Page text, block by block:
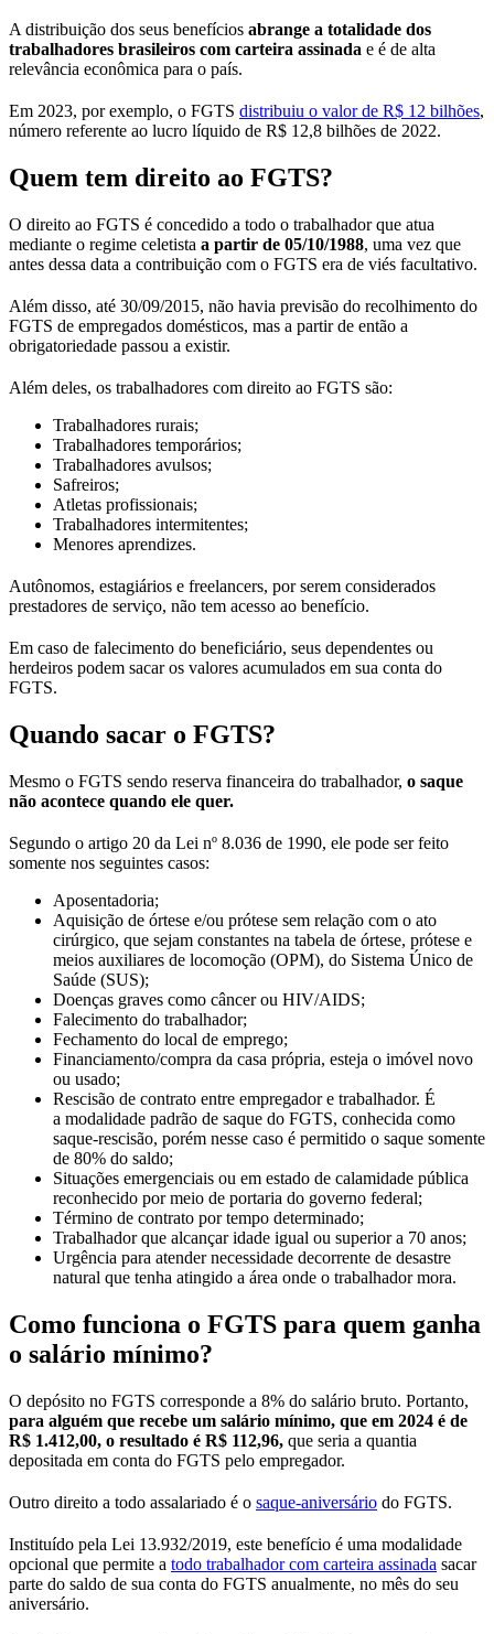
A distribuição dos seus benefícios abrange a totalidade dos
trabalhadores brasileiros com carteira assinada e é de alta
relevância econômica para o país.
Em 2023, por exemplo, o FGTS distribuiu o valor de R$ 12 bilhões,
número referente ao lucro líquido de R$ 12,8 bilhões de 2022.
Quem tem direito ao FGTS?
O direito ao FGTS é concedido a todo o trabalhador que atua
mediante o regime celetista a partir de 05/10/1988, uma vez que
antes dessa data a contribuição com o FGTS era de viés facultativo.
Além disso, até 30/09/2015, não havia previsão do recolhimento do
FGTS de empregados domésticos, mas a partir de então a
obrigatoriedade passou a existir.
Além deles, os trabalhadores com direito ao FGTS são:
Trabalhadores rurais;
Trabalhadores temporários;
Trabalhadores avulsos;
Safreiros;
Atletas profissionais;
Trabalhadores intermitentes;
Menores aprendizes.
Autônomos, estagiários e freelancers, por serem considerados
prestadores de serviço, não tem acesso ao benefício.
Em caso de falecimento do beneficiário, seus dependentes ou
herdeiros podem sacar os valores acumulados em sua conta do
FGTS.
Quando sacar o FGTS?
Mesmo o FGTS sendo reserva financeira do trabalhador, o saque
não acontece quando ele quer.
Segundo o artigo 20 da Lei nº 8.036 de 1990, ele pode ser feito
somente nos seguintes casos:
Aposentadoria;
Aquisição de órtese e/ou prótese sem relação com o ato
cirúrgico, que sejam constantes na tabela de órtese, prótese e
meios auxiliares de locomoção (OPM), do Sistema Único de
Saúde (SUS);
Doenças graves como câncer ou HIV/AIDS;
Falecimento do trabalhador;
Fechamento do local de emprego;
Financiamento/compra da casa própria, esteja o imóvel novo
ou usado;
Rescisão de contrato entre empregador e trabalhador. É
a modalidade padrão de saque do FGTS, conhecida como
saque-rescisão, porém nesse caso é permitido o saque somente
de 80% do saldo;
Situações emergenciais ou em estado de calamidade pública
reconhecido por meio de portaria do governo federal;
Término de contrato por tempo determinado;
Trabalhador que alcançar idade igual ou superior a 70 anos;
Urgência para atender necessidade decorrente de desastre
natural que tenha atingido a área onde o trabalhador mora.
Como funciona o FGTS para quem ganha
o salário mínimo?
O depósito no FGTS corresponde a 8% do salário bruto. Portanto,
para alguém que recebe um salário mínimo, que em 2024 é de
R$ 1.412,00, o resultado é R$ 112,96, que seria a quantia
depositada em conta do FGTS pelo empregador.
Outro direito a todo assalariado é o saque-aniversário do FGTS.
Instituído pela Lei 13.932/2019, este benefício é uma modalidade
opcional que permite a todo trabalhador com carteira assinada sacar
parte do saldo de sua conta do FGTS anualmente, no mês do seu
aniversário.